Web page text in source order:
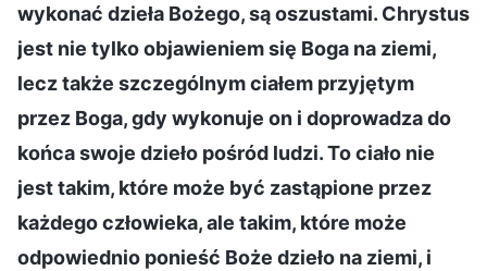
wykonać dzieła Bożego, są oszustami. Chrystus
jest nie tylko objawieniem się Boga na ziemi,
lecz także szczególnym ciałem przyjętym
przez Boga, gdy wykonuje on i doprowadza do
końca swoje dzieło pośród ludzi. To ciało nie
jest takim, które może być zastąpione przez
każdego człowieka, ale takim, które może
odpowiednio ponieść Boże dzieło na ziemi, i